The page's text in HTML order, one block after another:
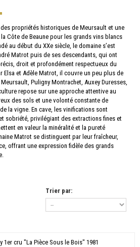
des propriétés historiques de Meursault et une
Côte de Beaune pour les grands vins blancs
au début du XXe siècle, le domaine s’est
Matrot puis de ses descendants, qui ont
droit et profondément respectueux du
Elsa et Adèle Matrot, il couvre un peu plus de
Puligny Montrachet, Auxey Duresses,
repose sur une approche attentive au
des sols et une volonté constante de
la vigne. En cave, les vinifications sont
sobriété, privilégiant des extractions fines et
en valeur la minéralité et la pureté
Matrot se distinguent par leur fraîcheur,
offrant une expression fidèle des grands
Trier par: